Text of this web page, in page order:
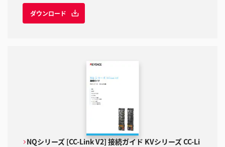
ダウンロード
NQシリーズ [CC-Link V2] 接続ガイド KVシリーズ CC-Li